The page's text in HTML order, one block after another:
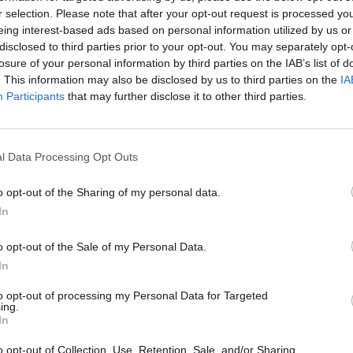
selection. Please note that after your opt-out request is processed
interest-based ads based on personal information utilized by us
to third parties prior to your opt-out. You may separately
of your personal information by third parties on the IAB’s list of
This information may also be disclosed by us to third parties on the
Participants that may further disclose it to other third parties.
Data Processing Opt Outs
opt-out of the Sharing of my personal data.
opt-out of the Sale of my Personal Data.
opt-out of processing my Personal Data for Targeted
opt-out of Collection, Use, Retention, Sale, and/or Sharing
muistuttaa
toinen
– tältä näyttää
vuoksi
-näytöksessä